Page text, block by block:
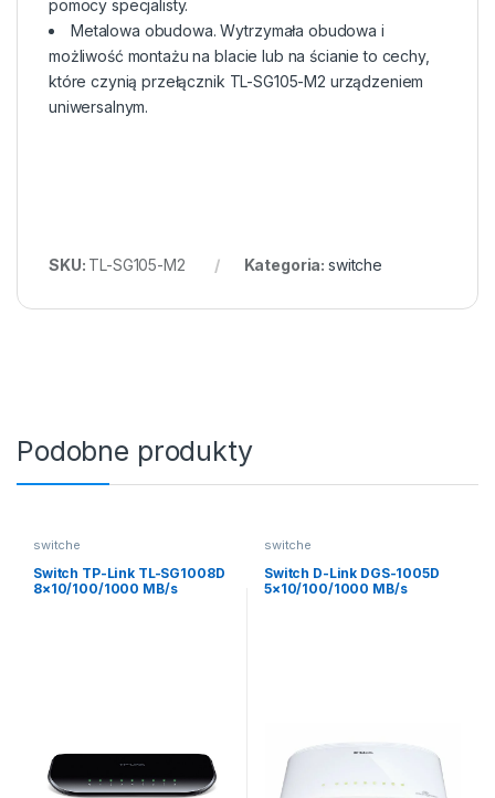
pomocy specjalisty.
Metalowa obudowa. Wytrzymała obudowa i
możliwość montażu na blacie lub na ścianie to cechy,
które czynią przełącznik TL-SG105-M2 urządzeniem
uniwersalnym.
SKU: TL-SG105-M2 Kategoria: switche
Podobne produkty
switche
Switch TP-Link TL-SG1008D
8×10/100/1000 MB/s
switche
Switch D-Link DGS-1005D
5×10/100/1000 MB/s